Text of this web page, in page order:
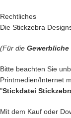
Rechtliches
Die Stickzebra
(Für die
Bitte beachten Sie
Printmedien/Internet
"Stickdatei
Mit dem Kauf oder